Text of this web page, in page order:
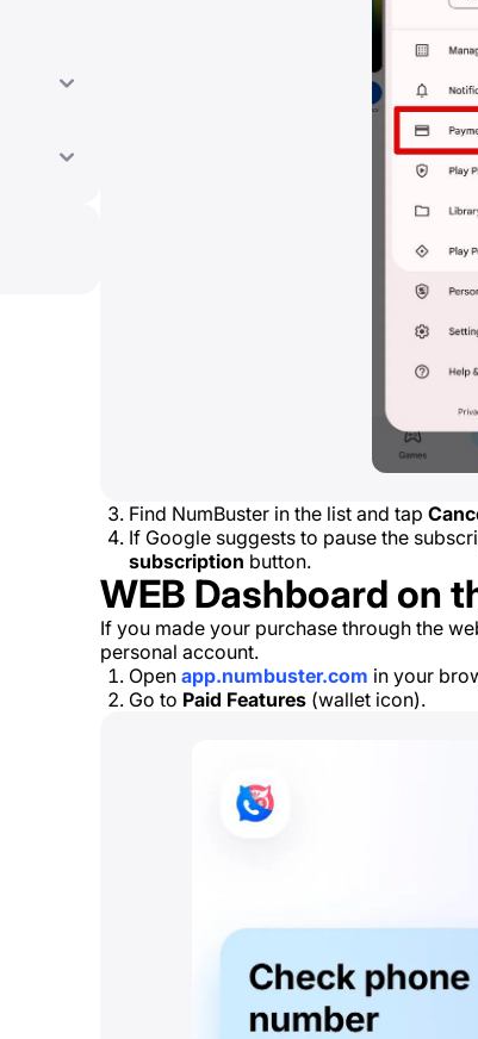
Find NumBuster in the list and tap
If Google suggests to pause the
subscription button.
WEB Dashboard on
If you made your purchase through the
personal account.
Open app.numbuster.com in your
Go to Paid Features (wallet icon).